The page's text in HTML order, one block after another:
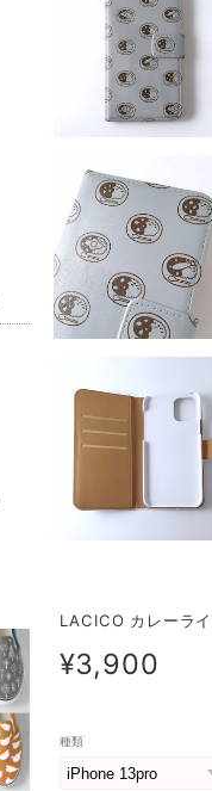
LACICO カレーラ
¥3,900
種類